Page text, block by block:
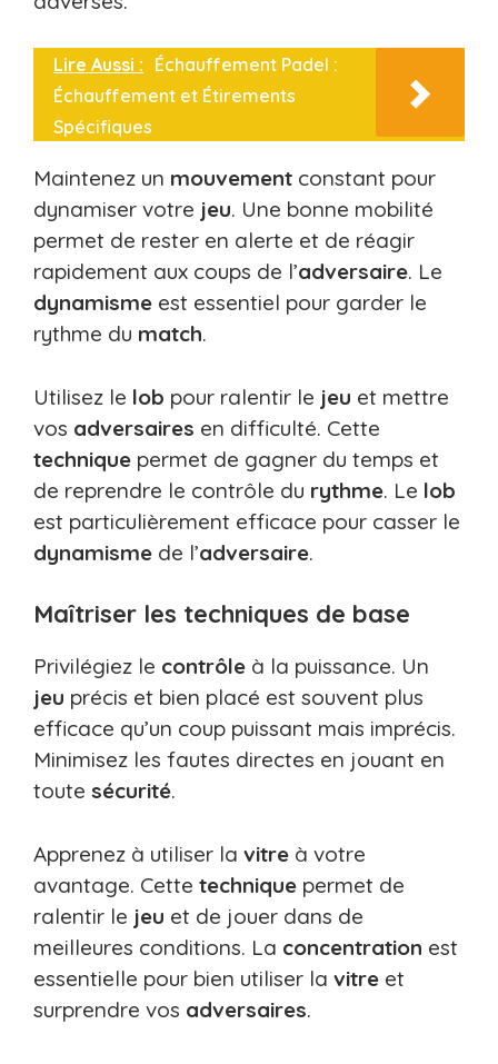
Lire Aussi : Échauffement Padel :
Échauffement et Étirements
Spécifiques
Maintenez un mouvement constant pour
dynamiser votre jeu. Une bonne mobilité
permet de rester en alerte et de réagir
rapidement aux coups de l’adversaire. Le
dynamisme est essentiel pour garder le
rythme du match.
Utilisez le lob pour ralentir le jeu et mettre
vos adversaires en difficulté. Cette
technique permet de gagner du temps et
de reprendre le contrôle du rythme. Le lob
est particulièrement efficace pour casser le
dynamisme de l’adversaire.
Maîtriser les techniques de base
Privilégiez le contrôle à la puissance. Un
jeu précis et bien placé est souvent plus
efficace qu’un coup puissant mais imprécis.
Minimisez les fautes directes en jouant en
toute sécurité.
Apprenez à utiliser la vitre à votre
avantage. Cette technique permet de
ralentir le jeu et de jouer dans de
meilleures conditions. La concentration est
essentielle pour bien utiliser la vitre et
surprendre vos adversaires.